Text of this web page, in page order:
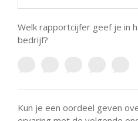
Welk rapportcijfer geef je in
bedrijf?
Kun je een oordeel geven